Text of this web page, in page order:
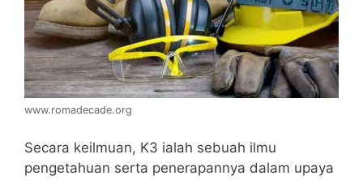
www.romadecade.org
Secara keilmuan, K3 ialah sebuah ilmu
pengetahuan serta penerapannya dalam upaya